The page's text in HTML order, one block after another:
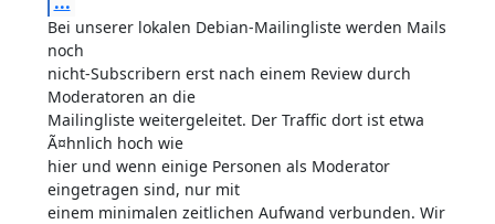
Bei unserer lokalen Debian-Mailingliste werden Mails
noch
nicht-Subscribern erst nach einem Review durch
Moderatoren an die
Mailingliste weitergeleitet. Der Traffic dort ist etwa
Ã¤hnlich hoch wie
hier und wenn einige Personen als Moderator
eingetragen sind, nur mit
einem minimalen zeitlichen Aufwand verbunden. Wir